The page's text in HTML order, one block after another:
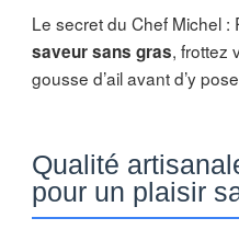
Le secret du Chef Michel :
saveur sans gras, frottez
gousse d’ail avant d’y
Qualité
pour un plaisir